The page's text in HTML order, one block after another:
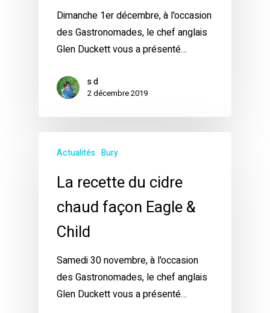
Dimanche 1er décembre, à l'occasion
des Gastronomades, le chef anglais
Glen Duckett vous a présenté…
s d
2 décembre 2019
Actualités Bury
La recette du cidre
chaud façon Eagle &
Child
Samedi 30 novembre, à l'occasion
des Gastronomades, le chef anglais
Glen Duckett vous a présenté…